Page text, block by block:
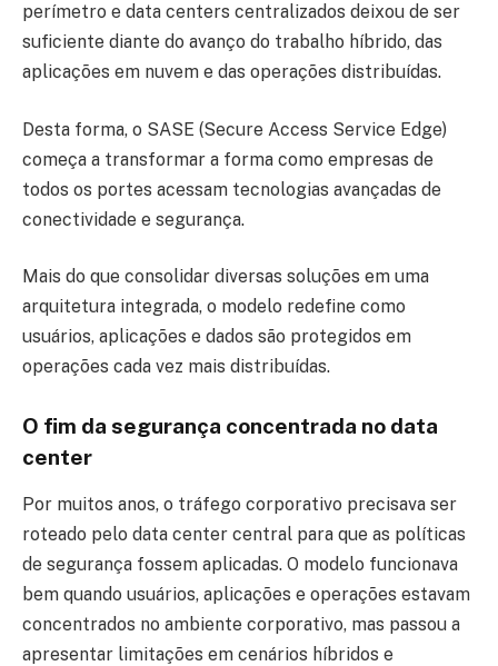
perímetro e data centers centralizados deixou de ser
suficiente diante do avanço do trabalho híbrido, das
aplicações em nuvem e das operações distribuídas.
Desta forma, o SASE (Secure Access Service Edge)
começa a transformar a forma como empresas de
todos os portes acessam tecnologias avançadas de
conectividade e segurança.
Mais do que consolidar diversas soluções em uma
arquitetura integrada, o modelo redefine como
usuários, aplicações e dados são protegidos em
operações cada vez mais distribuídas.
O fim da segurança concentrada no data
center
Por muitos anos, o tráfego corporativo precisava ser
roteado pelo data center central para que as políticas
de segurança fossem aplicadas. O modelo funcionava
bem quando usuários, aplicações e operações estavam
concentrados no ambiente corporativo, mas passou a
apresentar limitações em cenários híbridos e